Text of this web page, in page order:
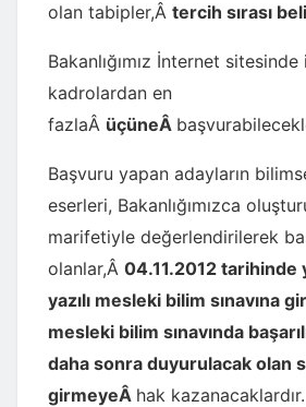
olan tabipler,Â tercih sırası
Bakanlığımız İnternet
kadrolardan en
fazlaÂ üçüneÂ
Başvuru yapan adayların
eserleri, Bakanlığımızca
marifetiyle değerlendirilerek
olanlar,Â 04.11.2012 tarihinde
yazılı mesleki bilim sınavına
mesleki bilim sınavında
daha sonra duyurulacak olan
girmeyeÂ hak kazanacaklardır.